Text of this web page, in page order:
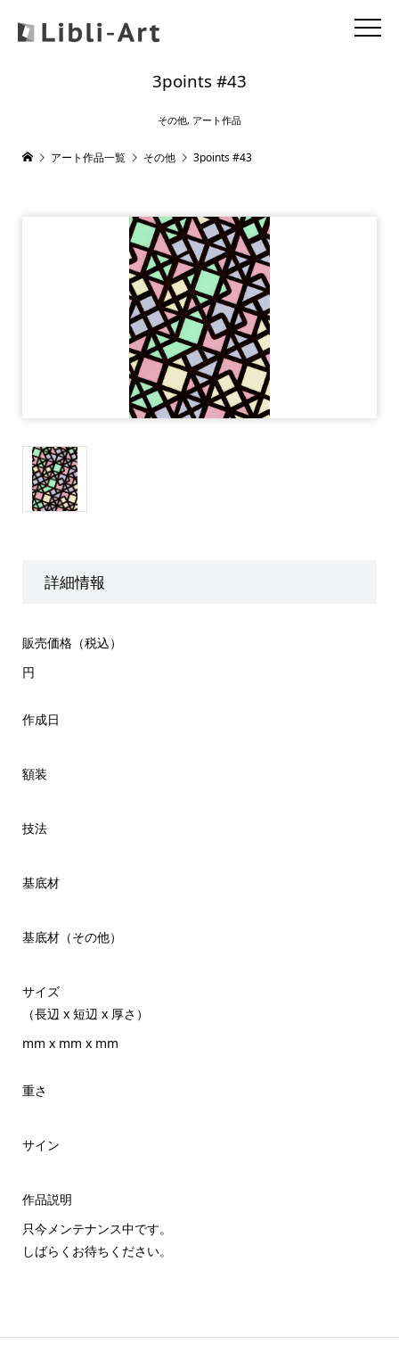
3points #43
その他, アート作品
アート作品一覧 その他 3points #43
詳細情報
販売価格（税込）
円
作成日
額装
技法
基底材
基底材（その他）
サイズ
（長辺 x 短辺 x 厚さ）
mm x mm x mm
重さ
サイン
作品説明
只今メンテナンス中です。
しばらくお待ちください。